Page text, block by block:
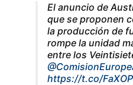
El anuncio de
que se proponen
la producción de
rompe la unidad
entre los
https://t.co/